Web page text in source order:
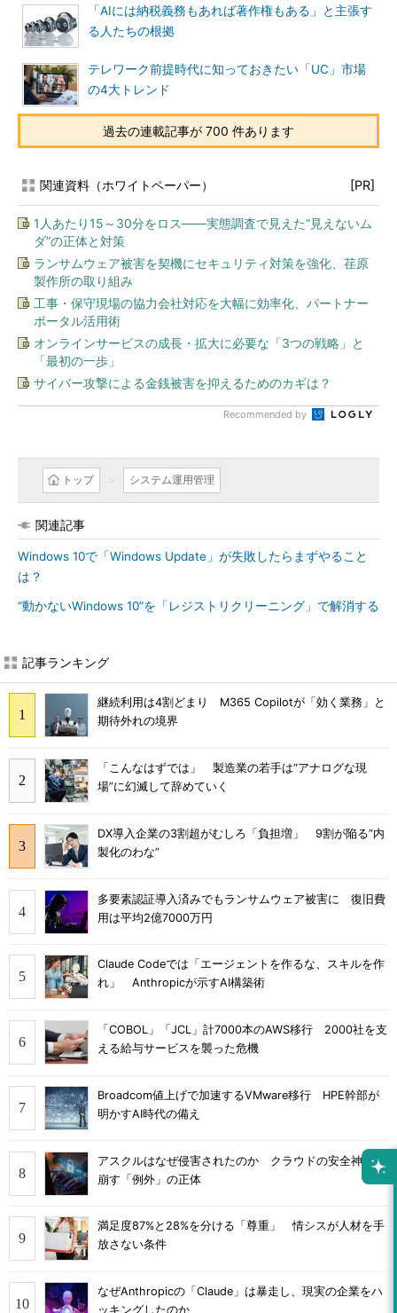
「AIには納税義務もあれば著作権もある」と主張す
る人たちの根拠
テレワーク前提時代に知っておきたい「UC」市場
の4大トレンド
過去の連載記事が 700 件あります
関連資料（ホワイトペーパー） [PR]
1人あたり15～30分をロス――実態調査で見えた“見えないム
ダ”の正体と対策
ランサムウェア被害を契機にセキュリティ対策を強化、荏原
製作所の取り組み
工事・保守現場の協力会社対応を大幅に効率化、パートナー
ポータル活用術
オンラインサービスの成長・拡大に必要な「3つの戦略」と
「最初の一歩」
サイバー攻撃による金銭被害を抑えるためのカギは？
Recommended by
トップ システム運用管理
関連記事
Windows 10で「Windows Update」が失敗したらまずやること
は？
“動かないWindows 10”を「レジストリクリーニング」で解消する
記事ランキング
継続利用は4割どまり M365 Copilotが「効く業務」と
期待外れの境界
「こんなはずでは」 製造業の若手は“アナログな現
場”に幻滅して辞めていく
DX導入企業の3割超がむしろ「負担増」 9割が陥る“内
製化のわな”
多要素認証導入済みでもランサムウェア被害に 復旧費
用は平均2億7000万円
Claude Codeでは「エージェントを作るな、スキルを作
れ」 Anthropicが示すAI構築術
「COBOL」「JCL」計7000本のAWS移行 2000社を支
える給与サービスを襲った危機
Broadcom値上げで加速するVMware移行 HPE幹部が
明かすAI時代の備え
アスクルはなぜ侵害されたのか クラウドの安全神話を
崩す「例外」の正体
満足度87%と28%を分ける「尊重」 情シスが人材を手
放さない条件
なぜAnthropicの「Claude」は暴走し、現実の企業をハ
ッキングしたのか